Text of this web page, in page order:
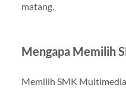
matang.
Mengapa Memilih
Memilih SMK